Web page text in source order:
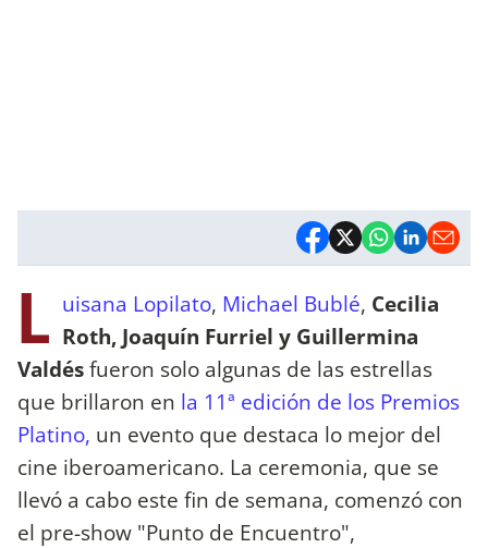
L uisana Lopilato, Michael Bublé, Cecilia
Roth, Joaquín Furriel y Guillermina
Valdésfueron solo algunas de las estrellas
que brillaron en la 11ª edición de los Premios
Platino, un evento que destaca lo mejor del
cine iberoamericano. La ceremonia, que se
llevó a cabo este fin de semana, comenzó con
el pre-show "Punto de Encuentro",